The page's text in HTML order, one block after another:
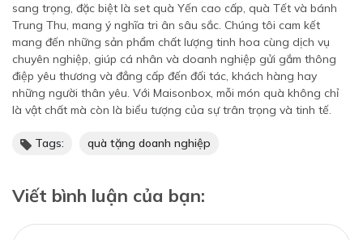
sang trọng, đặc biệt là set quà Yến cao cấp, quà Tết và bánh
Trung Thu, mang ý nghĩa tri ân sâu sắc. Chúng tôi cam kết
mang đến những sản phẩm chất lượng tinh hoa cùng dịch vụ
chuyên nghiệp, giúp cá nhân và doanh nghiệp gửi gắm thông
điệp yêu thương và đẳng cấp đến đối tác, khách hàng hay
những người thân yêu. Với Maisonbox, mỗi món quà không chỉ
là vật chất mà còn là biểu tượng của sự trân trọng và tinh tế.
Tags: quà tặng doanh nghiệp
Viết bình luận của bạn: